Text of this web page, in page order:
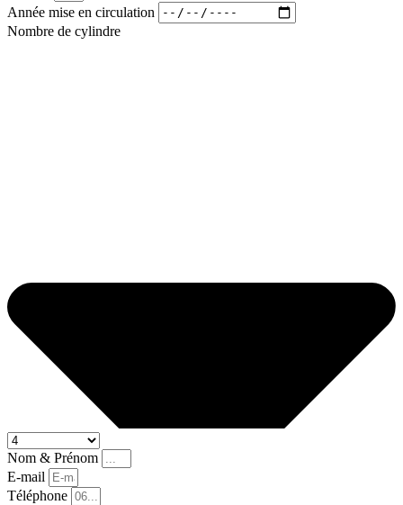
Année mise en circulation
Nombre de cylindre
Nom & Prénom
E-mail
Téléphone